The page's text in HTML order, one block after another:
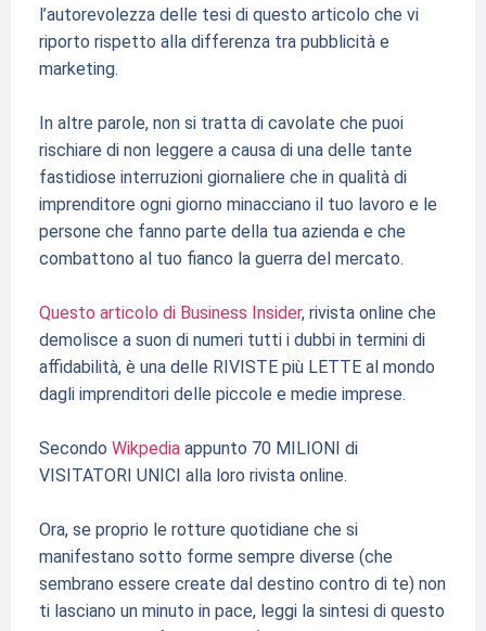
l’autorevolezza delle tesi di questo articolo che vi
riporto rispetto alla differenza tra pubblicità e
marketing.
In altre parole, non si tratta di cavolate che puoi
rischiare di non leggere a causa di una delle tante
fastidiose interruzioni giornaliere che in qualità di
imprenditore ogni giorno minacciano il tuo lavoro e le
persone che fanno parte della tua azienda e che
combattono al tuo fianco la guerra del mercato.
Questo articolo di Business Insider, rivista online che
demolisce a suon di numeri tutti i dubbi in termini di
affidabilità, è una delle RIVISTE più LETTE al mondo
dagli imprenditori delle piccole e medie imprese.
Secondo Wikpediaappunto 70 MILIONI di
VISITATORI UNICI alla loro rivista online.
Ora, se proprio le rotture quotidiane che si
manifestano sotto forme sempre diverse (che
sembrano essere create dal destino contro di te) non
ti lasciano un minuto in pace, leggi la sintesi di questo